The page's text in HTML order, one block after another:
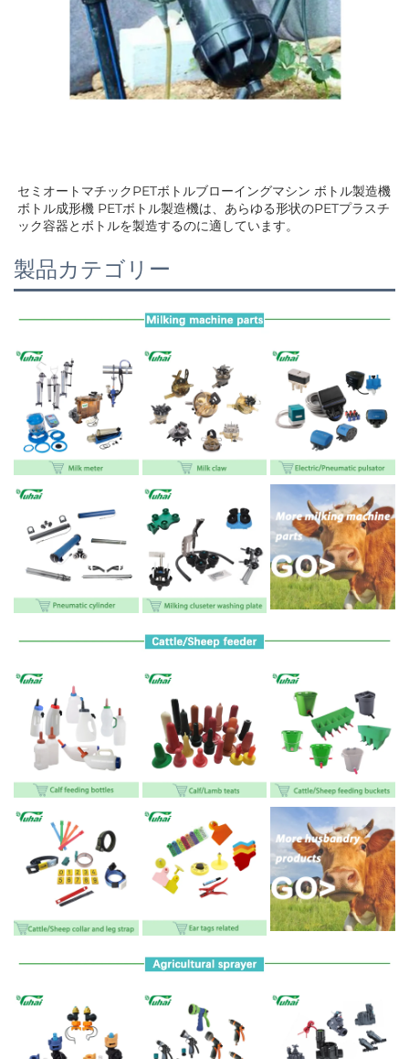
セミオートマチックPETボトルブローイングマシン ボトル製造機
ボトル成形機 PETボトル製造機は、あらゆる形状のPETプラスチ
ック容器とボトルを製造するのに適しています。
製品カテゴリー